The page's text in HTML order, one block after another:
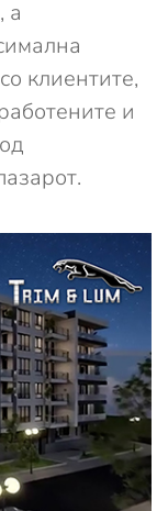
а
клиентите,
и